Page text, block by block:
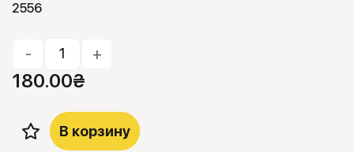
2556
- +
180.00₴
В корзину